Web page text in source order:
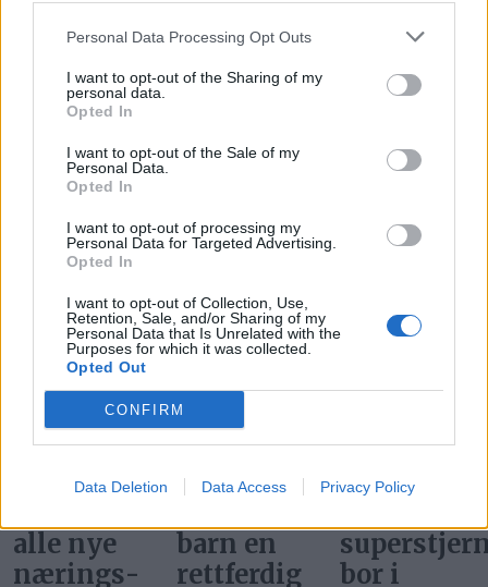
Personal Data Processing Opt Outs
I want to opt-out of the Sharing of my
personal data.
Opted In
I want to opt-out of the Sale of my
Personal Data.
Opted In
I want to opt-out of processing my
Personal Data for Targeted Advertising.
Opted In
I want to opt-out of Collection, Use,
Retention, Sale, and/or Sharing of my
Personal Data that Is Unrelated with the
Purposes for which it was collected.
Opted Out
CONFIRM
Data Deletion Data Access Privacy Policy
Stensaas Reinsdyrslakteri er vinner av
Bærekraftprisen 2026
SISTE DEBATT:
Vi kan
alle nye
nærings­
Svar på
barn en
rettferdig
Ønsker vi
bor i